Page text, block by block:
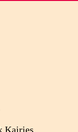
Kairies